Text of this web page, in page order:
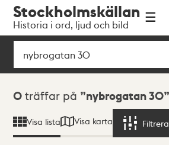
navigationen
huvudinnehållet
Stockholmskällan
Historia i ord, ljud och bild
Sök
Sökresultat
0 träffar på nybrogatan 30
Visa lista Visa karta Filtrera